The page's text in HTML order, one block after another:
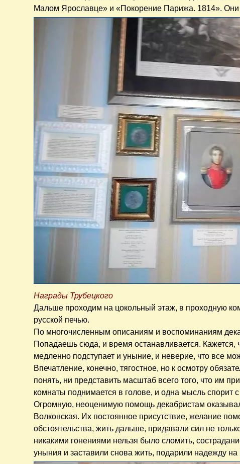
Малом Ярославце» и «Покорение Парижа. 1814». Они
Награды Трубецкого
Дальше проходим на цокольный этаж, в проходную
русской печью.
По многочисленным описаниям и воспоминаниям
Попадаешь сюда, и время останавливается. Кажется,
медленно подступает и уныние, и неверие, что все
Впечатление, конечно, тягостное, но к осмотру
понять, ни представить масштаб всего того, что им
комнаты поднимается в голове, и одна мысль спорит с
Огромную, неоценимую помощь декабристам
Волконская. Их постоянное присутствие, желание
обстоятельства, жить дальше, придавали сил не
никакими гонениями нельзя было сломить,
уныния и заставили снова жить, подарили надежду